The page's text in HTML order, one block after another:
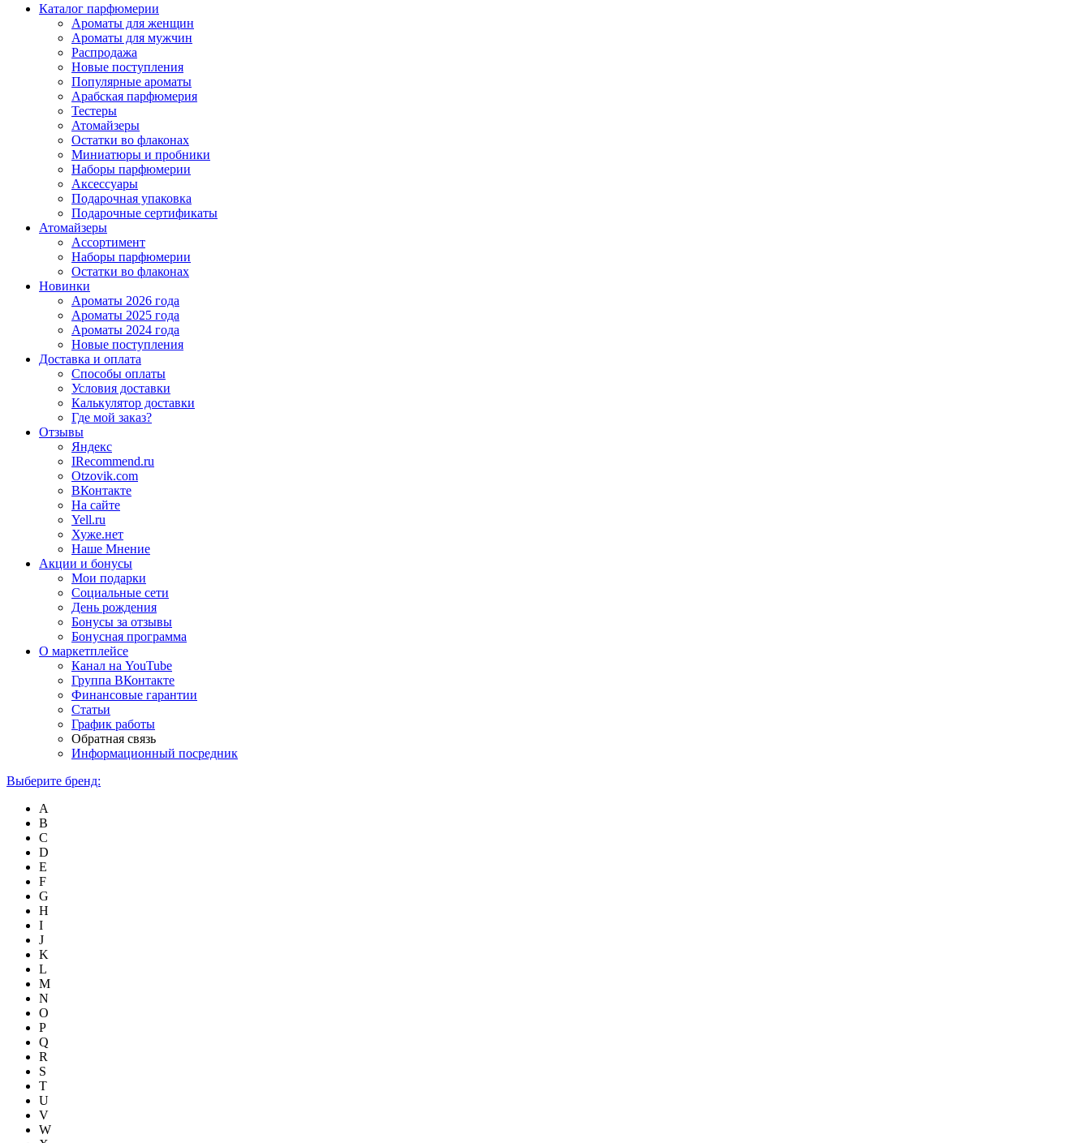
Каталог парфюмерии
Ароматы для женщин
Ароматы для мужчин
Распродажа
Новые поступления
Популярные ароматы
Арабская парфюмерия
Тестеры
Атомайзеры
Остатки во флаконах
Миниатюры и пробники
Наборы парфюмерии
Аксессуары
Подарочная упаковка
Подарочные сертификаты
Атомайзеры
Ассортимент
Наборы парфюмерии
Остатки во флаконах
Новинки
Ароматы 2026 года
Ароматы 2025 года
Ароматы 2024 года
Новые поступления
Доставка и оплата
Способы оплаты
Условия доставки
Калькулятор доставки
Где мой заказ?
Отзывы
Яндекс
IRecommend.ru
Otzovik.com
ВКонтакте
На сайте
Yell.ru
Хуже.нет
Наше Мнение
Акции и бонусы
Мои подарки
Социальные сети
День рождения
Бонусы за отзывы
Бонусная программа
О маркетплейсе
Канал на YouTube
Группа ВКонтакте
Финансовые гарантии
Статьи
График работы
Обратная связь
Информационный посредник
Выберите бренд:
A
B
C
D
E
F
G
H
I
J
K
L
M
N
O
P
Q
R
S
T
U
V
W